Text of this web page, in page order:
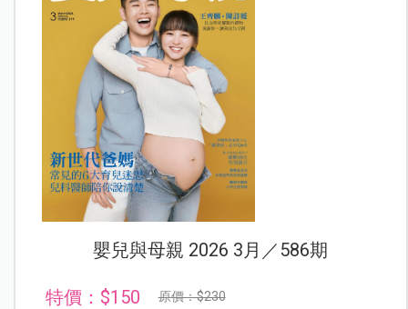
嬰兒與母親 2026 3月／586期
特價：$150 原價：$230